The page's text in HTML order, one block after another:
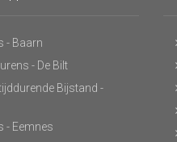
- Baarn
- De Bilt
Bijstand -
- Eemnes